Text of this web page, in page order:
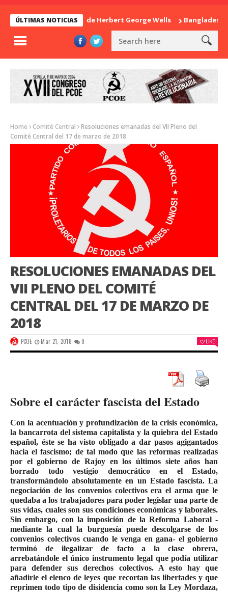
ÚLTIMAS NOTICIAS
La sorpresa de Herbert George Wells Bangladesh:
Home Comité Central
Resoluciones emanadas del VII Pleno del
Comité Central del 17 de marzo de 2018
RESOLUCIONES EMANADAS DEL
VII PLENO DEL COMITÉ
CENTRAL DEL 17 DE MARZO DE
2018
PCOE Mar 21, 2018 0 LIKE
Sobre el carácter fascista del Estado
Con la acentuación y profundización de la crisis económica,
la bancarrota del sistema capitalista y la quiebra del Estado
español, éste se ha visto obligado a dar pasos agigantados
hacia el fascismo; de tal modo que las reformas realizadas
por el gobierno de Rajoy en los últimos siete años han
borrado todo vestigio democrático en el Estado,
transformándolo absolutamente en un Estado fascista. La
negociación de los convenios colectivos era el arma que le
quedaba a los trabajadores para poder legislar una parte de
sus vidas, cuales son sus condiciones económicas y laborales.
Sin embargo, con la imposición de la Reforma Laboral -
mediante la cual la burguesía puede descolgarse de los
convenios colectivos cuando le venga en gana- el gobierno
terminó de ilegalizar de facto a la clase obrera,
arrebatándole el único instrumento legal que podía utilizar
para defender sus derechos colectivos. A esto hay que
añadirle el elenco de leyes que recortan las libertades y que
reprimen todo tipo de disidencia como son la Ley Mordaza,